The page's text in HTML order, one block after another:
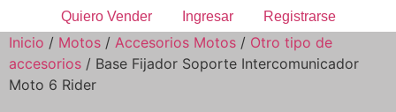
Quiero Vender
Ingresar Registrarse
Inicio / Motos / Accesorios Motos / Otro tipo de
accesorios / Base Fijador Soporte Intercomunicador
Moto 6 Rider